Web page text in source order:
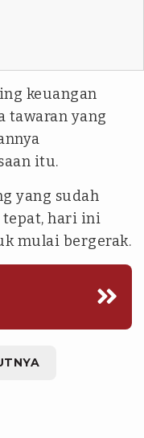
keuangan
tawaran yang
itu.
yang sudah
tepat, hari ini
mulai bergerak.